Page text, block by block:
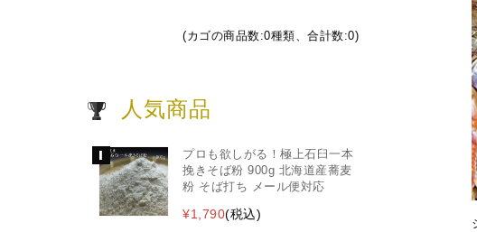
(カゴの商品数:0種類、合計数:0)
人気商品
プロも欲しがる！極上石臼一本
挽きそば粉 900g 北海道産蕎麦
粉 そば打ち メール便対応
¥1,790(税込)